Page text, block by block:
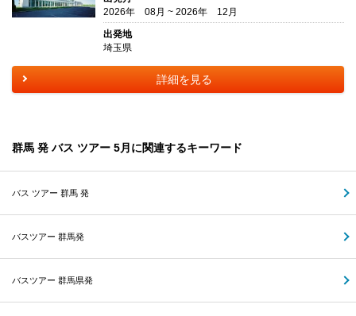
2026年 08月 ~ 2026年 12月
出発地
埼玉県
詳細を見る
群馬 発 バス ツアー 5月に関連するキーワード
バス ツアー 群馬 発
バスツアー 群馬発
バスツアー 群馬県発